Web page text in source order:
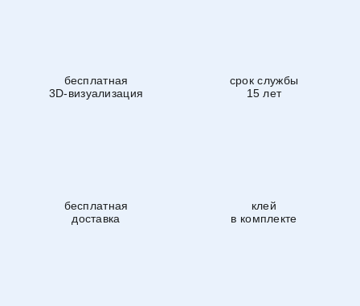
бесплатная
3D-визуализация
срок службы
15 лет
бесплатная
доставка
клей
в комплекте